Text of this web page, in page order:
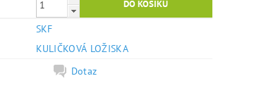
SKF
KULIČKOVÁ LOŽISKA
Dotaz